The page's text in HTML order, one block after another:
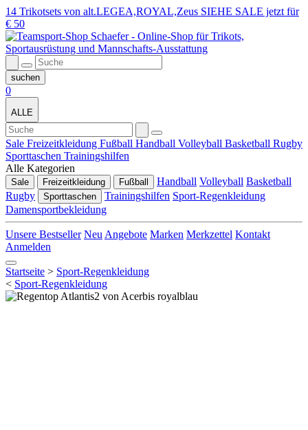
14 Trikotsets von alt.LEGEA,ROYAL,Zeus SIEHE SALE jetzt für
€ 50
0
ALLE
Sale Freizeitkleidung Fußball Handball Volleyball Basketball Rugby
Sporttaschen Trainingshilfen
Alle Kategorien
Sale Freizeitkleidung Fußball Handball Volleyball Basketball
Rugby
Sporttaschen Trainingshilfen Sport-Regenkleidung
Damensportbekleidung
Unsere Bestseller Neu Angebote Marken Merkzettel Kontakt
Anmelden
Startseite > Sport-Regenkleidung
< Sport-Regenkleidung